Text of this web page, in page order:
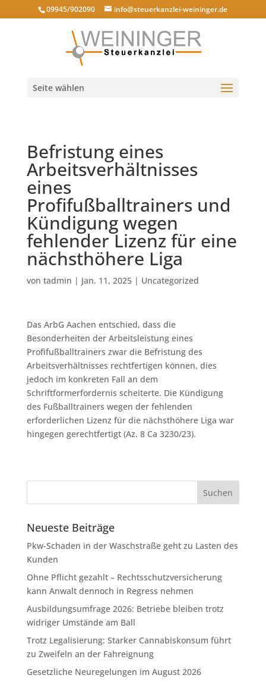
09945/902090 info@steuerkanzlei-weininger.de
Seite wählen
Befristung eines
Arbeitsverhältnisses
eines
Profifußballtrainers und
Kündigung wegen
fehlender Lizenz für eine
nächsthöhere Liga
von tadmin | Jan. 11, 2025| Uncategorized
Das ArbG Aachen entschied, dass die
Besonderheiten der Arbeitsleistung eines
Profifußballtrainers zwar die Befristung des
Arbeitsverhältnisses rechtfertigen können, dies
jedoch im konkreten Fall an dem
Schriftformerfordernis scheiterte. Die Kündigung
des Fußballtrainers wegen der fehlenden
erforderlichen Lizenz für die nächsthöhere Liga war
hingegen gerechtfertigt (Az. 8 Ca 3230/23).
Neueste Beiträge
Pkw-Schaden in der Waschstraße geht zu Lasten des
Kunden
Ohne Pflicht gezahlt – Rechtsschutzversicherung
kann Anwalt dennoch in Regress nehmen
Ausbildungsumfrage 2026: Betriebe bleiben trotz
widriger Umstände am Ball
Trotz Legalisierung: Starker Cannabiskonsum führt
zu Zweifeln an der Fahreignung
Gesetzliche Neuregelungen im August 2026